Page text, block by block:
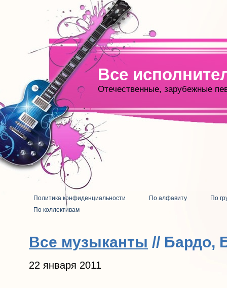
Все
Отечественные, зарубежные
Политика конфиденциальности По алфавиту
По
По коллективам
Все музыканты // Бардо,
22 января 2011